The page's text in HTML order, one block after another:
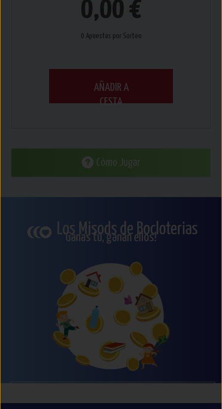
0,00 €
0 Apuestas por Sorteo
AÑADIR A
CESTA
Cómo Jugar
Los Misods de Bocloterias
Ganas tú, ganan ellos!